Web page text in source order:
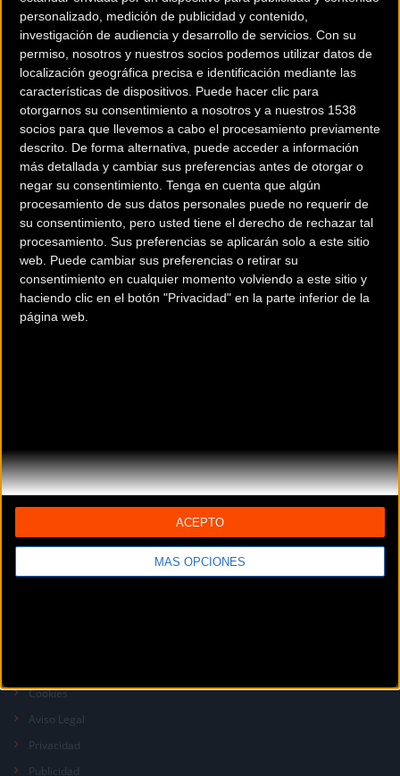
personalizado, medición de publicidad y contenido,
investigación de audiencia y desarrollo de servicios. Con su
permiso, nosotros y nuestros socios podemos utilizar datos de
localización geográfica precisa e identificación mediante las
características de dispositivos. Puede hacer clic para
otorgarnos su consentimiento a nosotros y a nuestros 1538
socios para que llevemos a cabo el procesamiento previamente
descrito. De forma alternativa, puede acceder a información
más detallada y cambiar sus preferencias antes de otorgar o
negar su consentimiento. Tenga en cuenta que algún
procesamiento de sus datos personales puede no requerir de
su consentimiento, pero usted tiene el derecho de rechazar tal
procesamiento. Sus preferencias se aplicarán solo a este sitio
web. Puede cambiar sus preferencias o retirar su
consentimiento en cualquier momento volviendo a este sitio y
haciendo clic en el botón "Privacidad" en la parte inferior de la
página web.
MÁS OPCIONES
ACEPTO
PARKTOOL
Ir a ficha del fabricante / distribuidor
Tipos de Accesorios:
Herramientas
La revista digital de ciclismo Bikezona te ofrece noticias sobre mountain
bike MTB, ciclismo de carretera, e-bikes, bicicletas, componentes y
DÓNDE ESTAMOS
Cookies
Aviso Legal
Privacidad
Publicidad